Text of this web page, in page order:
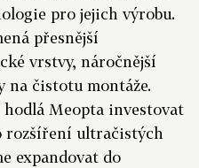
pro jejich výrobu.
přesnější
vrstvy, náročnější
na čistotu montáže.
Meopta investovat
rozšíření ultračistých
expandovat do